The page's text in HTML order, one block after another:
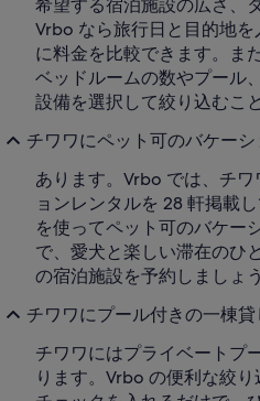
希望する宿泊施設の広さ、
Vrbo なら旅行日と目的地
に料金を比較できます。ま
ベッドルームの数やプール
設備を選択して絞り込むこ
チワワにペット可のバケー
あります。Vrbo では、チ
ョンレンタルを 28 軒掲載
を使ってペット可のバケー
で、愛犬と楽しい滞在のひ
の宿泊施設を予約しましょう
チワワにプール付きの一棟
チワワにはプライベートプ
ります。Vrbo の便利な絞